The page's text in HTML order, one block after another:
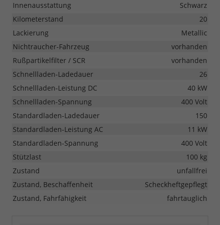
Innenausstattung
Schwarz
Kilometerstand
20
Lackierung
Metallic
Nichtraucher-Fahrzeug
vorhanden
Rußpartikelfilter / SCR
vorhanden
Schnellladen-Ladedauer
26
Schnellladen-Leistung DC
40 kW
Schnellladen-Spannung
400 Volt
Standardladen-Ladedauer
150
Standardladen-Leistung AC
11 kW
Standardladen-Spannung
400 Volt
Stützlast
100 kg
Zustand
unfallfrei
Zustand, Beschaffenheit
Scheckheftgepflegt
Zustand, Fahrfähigkeit
fahrtauglich